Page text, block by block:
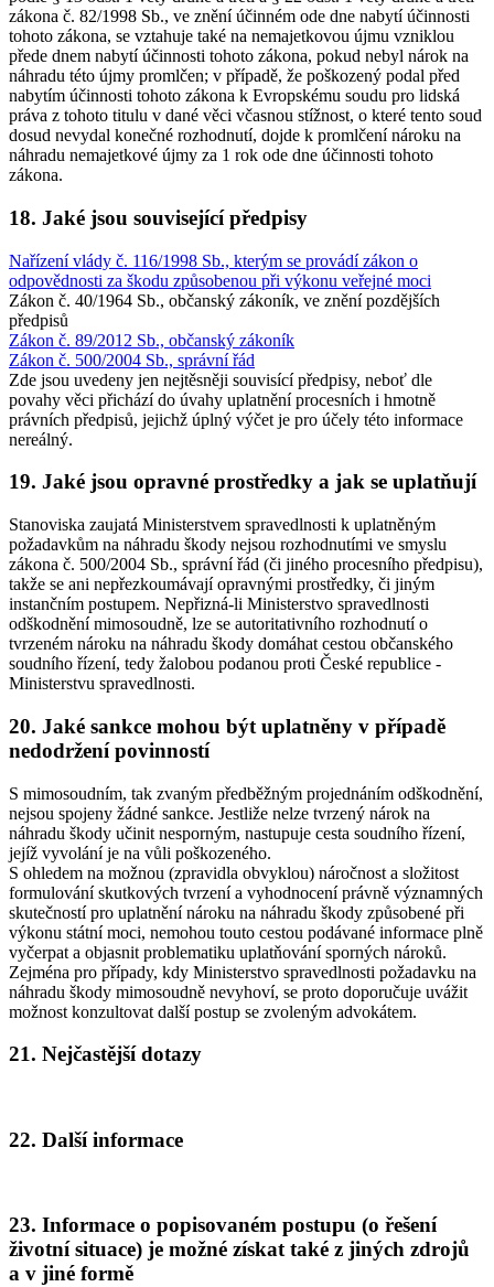
zákona č. 82/1998 Sb., ve znění účinném ode dne nabytí účinnosti
tohoto zákona, se vztahuje také na nemajetkovou újmu vzniklou
přede dnem nabytí účinnosti tohoto zákona, pokud nebyl nárok na
náhradu této újmy promlčen; v případě, že poškozený podal před
nabytím účinnosti tohoto zákona k Evropskému soudu pro lidská
práva z tohoto titulu v dané věci včasnou stížnost, o které tento soud
dosud nevydal konečné rozhodnutí, dojde k promlčení nároku na
náhradu nemajetkové újmy za 1 rok ode dne účinnosti tohoto
zákona.
18. Jaké jsou související předpisy
Nařízení vlády č. 116/1998 Sb., kterým se provádí zákon o
odpovědnosti za škodu způsobenou při výkonu veřejné moci
Zákon č. 40/1964 Sb., občanský zákoník, ve znění pozdějších
předpisů
Zákon č. 89/2012 Sb., občanský zákoník
Zákon č. 500/2004 Sb., správní řád
Zde jsou uvedeny jen nejtěsněji souvisící předpisy, neboť dle
povahy věci přichází do úvahy uplatnění procesních i hmotně
právních předpisů, jejichž úplný výčet je pro účely této informace
nereálný.
19. Jaké jsou opravné prostředky a jak se uplatňují
Stanoviska zaujatá Ministerstvem spravedlnosti k uplatněným
požadavkům na náhradu škody nejsou rozhodnutími ve smyslu
zákona č. 500/2004 Sb., správní řád (či jiného procesního předpisu),
takže se ani nepřezkoumávají opravnými prostředky, či jiným
instančním postupem. Nepřizná-li Ministerstvo spravedlnosti
odškodnění mimosoudně, lze se autoritativního rozhodnutí o
tvrzeném nároku na náhradu škody domáhat cestou občanského
soudního řízení, tedy žalobou podanou proti České republice -
Ministerstvu spravedlnosti.
20. Jaké sankce mohou být uplatněny v případě
nedodržení povinností
S mimosoudním, tak zvaným předběžným projednáním odškodnění,
nejsou spojeny žádné sankce. Jestliže nelze tvrzený nárok na
náhradu škody učinit nesporným, nastupuje cesta soudního řízení,
jejíž vyvolání je na vůli poškozeného.
S ohledem na možnou (zpravidla obvyklou) náročnost a složitost
formulování skutkových tvrzení a vyhodnocení právně významných
skutečností pro uplatnění nároku na náhradu škody způsobené při
výkonu státní moci, nemohou touto cestou podávané informace plně
vyčerpat a objasnit problematiku uplatňování sporných nároků.
Zejména pro případy, kdy Ministerstvo spravedlnosti požadavku na
náhradu škody mimosoudně nevyhoví, se proto doporučuje uvážit
možnost konzultovat další postup se zvoleným advokátem.
21. Nejčastější dotazy
22. Další informace
23. Informace o popisovaném postupu (o řešení
životní situace) je možné získat také z jiných zdrojů
a v jiné formě